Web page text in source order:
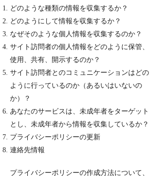
どのような種類の情報を収集するか？
どのようにして情報を収集するか？
なぜそのような個人情報を収集するのか？
サイト訪問者の個人情報をどのように保管、
使用、共有、開示するのか？
サイト訪問者とのコミュニケーションはどの
ように行っているのか（あるいはいないの
か）？
あなたのサービスは、未成年者をターゲット
とし、未成年者から情報を収集しているか？
プライバシーポリシーの更新
連絡先情報
プライバシーポリシーの作成方法について、